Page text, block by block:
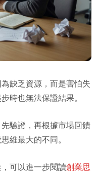
缺乏資源，而是害怕失
時也無法保證結果。
驗證，再根據市場回饋
維最大的不同。
可以進一步閱讀創業思